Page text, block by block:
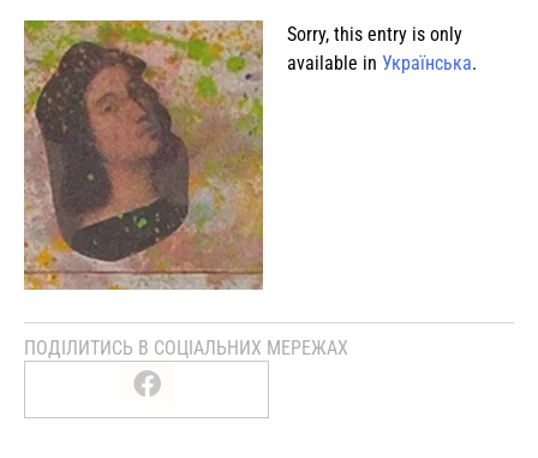
Sorry, this entry is only
available in Українська.
ПОДІЛИТИСЬ В СОЦІАЛЬНИХ МЕРЕЖАХ